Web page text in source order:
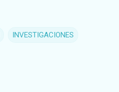
INVESTIGACIONES